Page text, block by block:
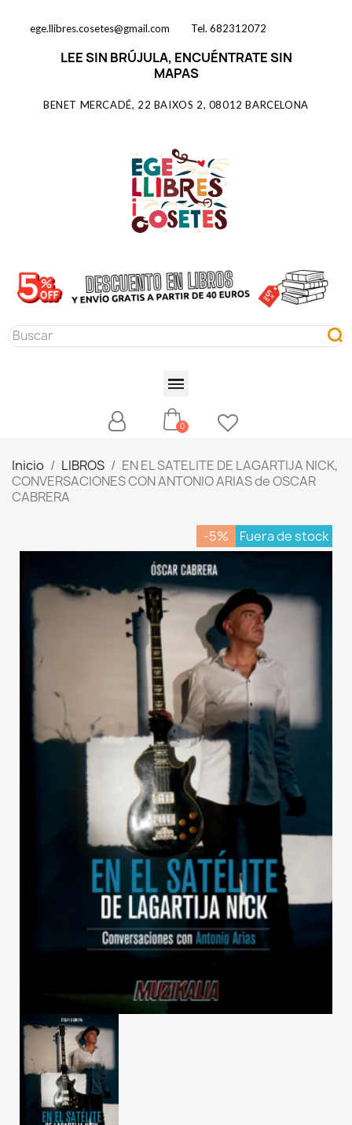
ege.llibres.cosetes@gmail.com Tel. 682312072
LEE SIN BRÚJULA, ENCUÉNTRATE SIN
MAPAS
BENET MERCADÉ, 22 BAIXOS 2, 08012 BARCELONA
Inicio LIBROS
EN EL SATELITE DE LAGARTIJA NICK,
CONVERSACIONES CON ANTONIO ARIAS de OSCAR
CABRERA
-5% Fuera de stock